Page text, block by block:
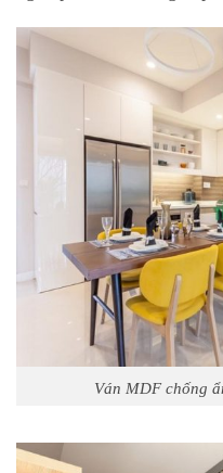
Ván MDF chống